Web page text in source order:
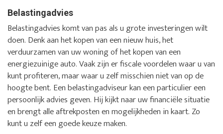
Belastingadvies
Belastingadvies komt van pas als u grote investeringen wilt
doen. Denk aan het kopen van een nieuw huis, het
verduurzamen van uw woning of het kopen van een
energiezuinige auto. Vaak zijn er fiscale voordelen waar u van
kunt profiteren, maar waar u zelf misschien niet van op de
hoogte bent. Een belastingadviseur kan een particulier een
persoonlijk advies geven. Hij kijkt naar uw financiële situatie
en brengt alle aftrekposten en mogelijkheden in kaart. Zo
kunt u zelf een goede keuze maken.